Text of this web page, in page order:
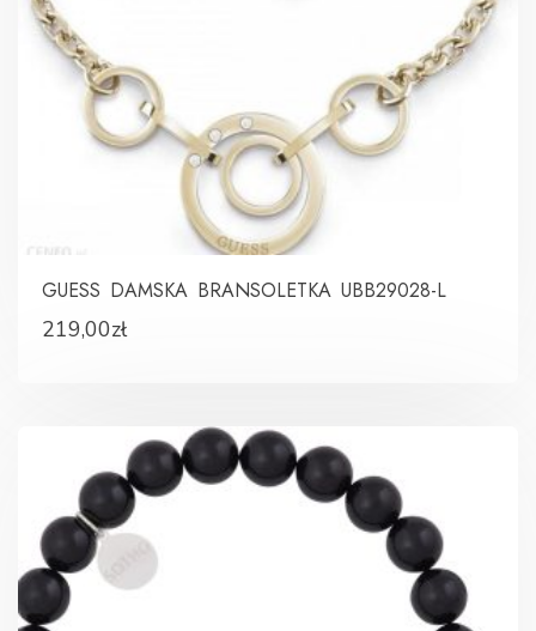
GUESS DAMSKA BRANSOLETKA UBB29028-L
219,00zł